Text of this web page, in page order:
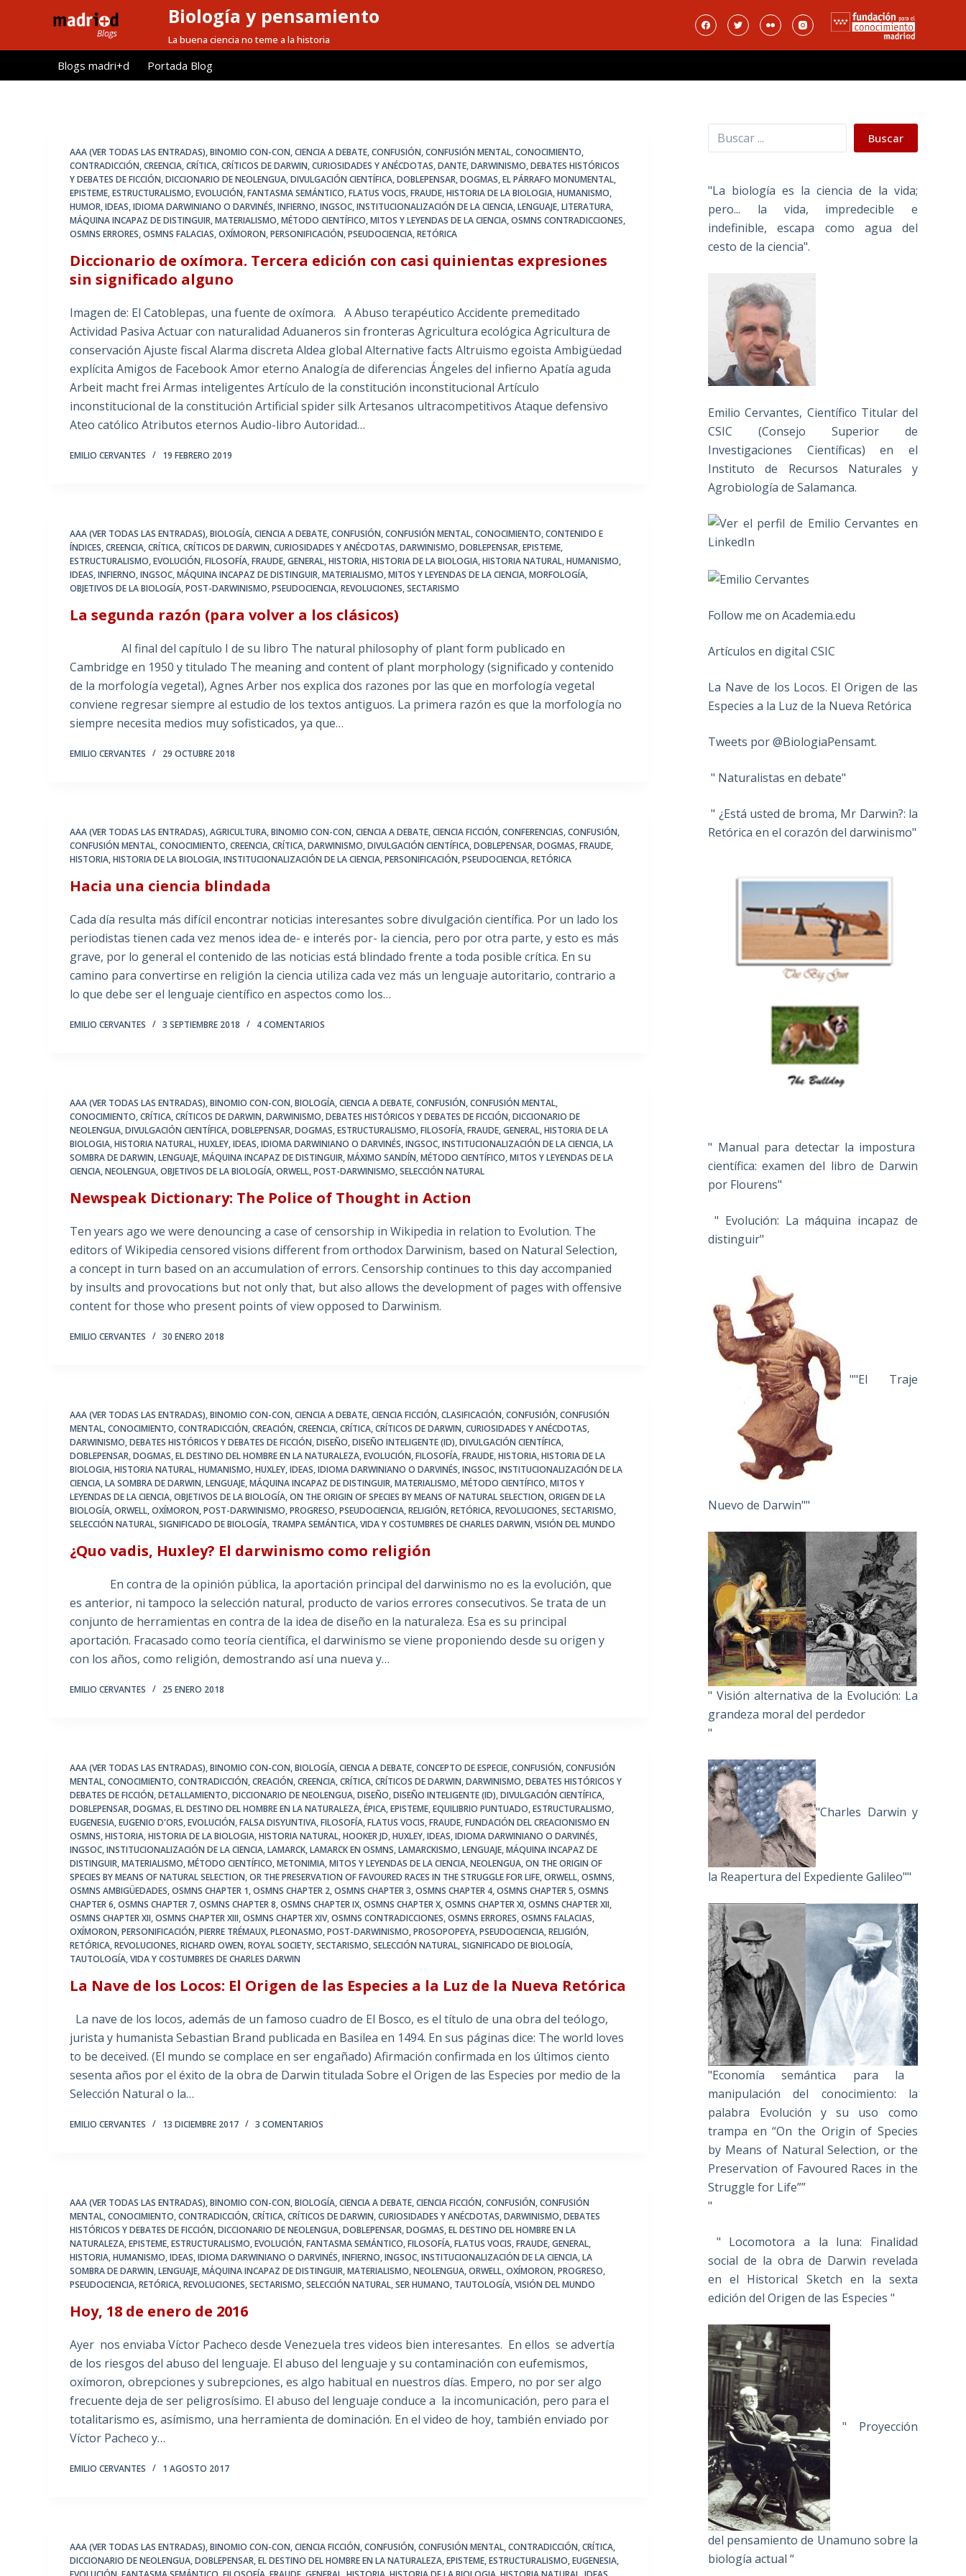
l
Biología y pensamiento
La buena ciencia no teme a la historia
Blogs madri+d Portada Blog
AAA (VER TODAS LAS ENTRADAS),BINOMIO CON-CON,CIENCIA A DEBATE,CONFUSIÓN,CONFUSIÓN MENTAL,CONOCIMIENTO,
CONTRADICCIÓN,CREENCIA,CRÍTICA,CRÍTICOS DE DARWIN,CURIOSIDADES Y ANÉCDOTAS,DANTE,DARWINISMO,DEBATES HISTÓRICOS
Y DEBATES DE FICCIÓN,DICCIONARIO DE NEOLENGUA,DIVULGACIÓN CIENTÍFICA,DOBLEPENSAR,DOGMAS,EL PÁRRAFO MONUMENTAL,
EPISTEME,ESTRUCTURALISMO,EVOLUCIÓN,FANTASMA SEMÁNTICO,FLATUS VOCIS,FRAUDE,HISTORIA DE LA BIOLOGIA,HUMANISMO,
HUMOR,IDEAS,IDIOMA DARWINIANO O DARVINÉS,INFIERNO,INGSOC,INSTITUCIONALIZACIÓN DE LA CIENCIA,LENGUAJE,LITERATURA,
MÁQUINA INCAPAZ DE DISTINGUIR,MATERIALISMO,MÉTODO CIENTÍFICO,MITOS Y LEYENDAS DE LA CIENCIA,OSMNS CONTRADICCIONES,
OSMNS ERRORES,OSMNS FALACIAS,OXÍMORON,PERSONIFICACIÓN,PSEUDOCIENCIA,RETÓRICA
Diccionario de oxímora. Tercera edición con casi quinientas expresiones
sin significado alguno
Imagen de: El Catoblepas, una fuente de oxímora. A Abuso terapéutico Accidente premeditado
Actividad Pasiva Actuar con naturalidad Aduaneros sin fronteras Agricultura ecológica Agricultura de
conservación Ajuste fiscal Alarma discreta Aldea global Alternative facts Altruismo egoista Ambigüedad
explícita Amigos de Facebook Amor eterno Analogía de diferencias Ángeles del infierno Apatía aguda
Arbeit macht frei Armas inteligentes Artículo de la constitución inconstitucional Artículo
inconstitucional de la constitución Artificial spider silk Artesanos ultracompetitivos Ataque defensivo
Ateo católico Atributos eternos Audio-libro Autoridad…
EMILIO CERVANTES 19 FEBRERO 2019
AAA (VER TODAS LAS ENTRADAS),BIOLOGÍA,CIENCIA A DEBATE,CONFUSIÓN,CONFUSIÓN MENTAL,CONOCIMIENTO,CONTENIDO E
ÍNDICES,CREENCIA,CRÍTICA,CRÍTICOS DE DARWIN,CURIOSIDADES Y ANÉCDOTAS,DARWINISMO,DOBLEPENSAR,EPISTEME,
ESTRUCTURALISMO,EVOLUCIÓN,FILOSOFÍA,FRAUDE,GENERAL,HISTORIA,HISTORIA DE LA BIOLOGIA,HISTORIA NATURAL,HUMANISMO,
IDEAS,INFIERNO,INGSOC,MÁQUINA INCAPAZ DE DISTINGUIR,MATERIALISMO,MITOS Y LEYENDAS DE LA CIENCIA,MORFOLOGÍA,
OBJETIVOS DE LA BIOLOGÍA,POST-DARWINISMO,PSEUDOCIENCIA,REVOLUCIONES,SECTARISMO
La segunda razón (para volver a los clásicos)
Al final del capítulo I de su libro The natural philosophy of plant form publicado en
Cambridge en 1950 y titulado The meaning and content of plant morphology (significado y contenido
de la morfología vegetal), Agnes Arber nos explica dos razones por las que en morfología vegetal
conviene regresar siempre al estudio de los textos antiguos. La primera razón es que la morfología no
siempre necesita medios muy sofisticados, ya que…
EMILIO CERVANTES 29 OCTUBRE 2018
AAA (VER TODAS LAS ENTRADAS),AGRICULTURA,BINOMIO CON-CON,CIENCIA A DEBATE,CIENCIA FICCIÓN,CONFERENCIAS,CONFUSIÓN,
CONFUSIÓN MENTAL,CONOCIMIENTO,CREENCIA,CRÍTICA,DARWINISMO,DIVULGACIÓN CIENTÍFICA,DOBLEPENSAR,DOGMAS,FRAUDE,
HISTORIA,HISTORIA DE LA BIOLOGIA,INSTITUCIONALIZACIÓN DE LA CIENCIA,PERSONIFICACIÓN,PSEUDOCIENCIA,RETÓRICA
Hacia una ciencia blindada
Cada día resulta más difícil encontrar noticias interesantes sobre divulgación científica. Por un lado los
periodistas tienen cada vez menos idea de- e interés por- la ciencia, pero por otra parte, y esto es más
grave, por lo general el contenido de las noticias está blindado frente a toda posible crítica. En su
camino para convertirse en religión la ciencia utiliza cada vez más un lenguaje autoritario, contrario a
lo que debe ser el lenguaje científico en aspectos como los…
EMILIO CERVANTES 3 SEPTIEMBRE 2018 4 COMENTARIOS
AAA (VER TODAS LAS ENTRADAS),BINOMIO CON-CON,BIOLOGÍA,CIENCIA A DEBATE,CONFUSIÓN,CONFUSIÓN MENTAL,
CONOCIMIENTO,CRÍTICA,CRÍTICOS DE DARWIN,DARWINISMO,DEBATES HISTÓRICOS Y DEBATES DE FICCIÓN,DICCIONARIO DE
NEOLENGUA,DIVULGACIÓN CIENTÍFICA,DOBLEPENSAR,DOGMAS,ESTRUCTURALISMO,FILOSOFÍA,FRAUDE,GENERAL,HISTORIA DE LA
BIOLOGIA,HISTORIA NATURAL,HUXLEY,IDEAS,IDIOMA DARWINIANO O DARVINÉS,INGSOC,INSTITUCIONALIZACIÓN DE LA CIENCIA,LA
SOMBRA DE DARWIN,LENGUAJE,MÁQUINA INCAPAZ DE DISTINGUIR,MÁXIMO SANDÍN,MÉTODO CIENTÍFICO,MITOS Y LEYENDAS DE LA
CIENCIA,NEOLENGUA,OBJETIVOS DE LA BIOLOGÍA,ORWELL,POST-DARWINISMO,SELECCIÓN NATURAL
Newspeak Dictionary: The Police of Thought in Action
Ten years ago we were denouncing a case of censorship in Wikipedia in relation to Evolution. The
editors of Wikipedia censored visions different from orthodox Darwinism, based on Natural Selection,
a concept in turn based on an accumulation of errors. Censorship continues to this day accompanied
by insults and provocations but not only that, but also allows the development of pages with offensive
content for those who present points of view opposed to Darwinism.
EMILIO CERVANTES 30 ENERO 2018
AAA (VER TODAS LAS ENTRADAS),BINOMIO CON-CON,CIENCIA A DEBATE,CIENCIA FICCIÓN,CLASIFICACIÓN,CONFUSIÓN,CONFUSIÓN
MENTAL,CONOCIMIENTO,CONTRADICCIÓN,CREACIÓN,CREENCIA,CRÍTICA,CRÍTICOS DE DARWIN,CURIOSIDADES Y ANÉCDOTAS,
DARWINISMO,DEBATES HISTÓRICOS Y DEBATES DE FICCIÓN,DISEÑO,DISEÑO INTELIGENTE (ID),DIVULGACIÓN CIENTÍFICA,
DOBLEPENSAR,DOGMAS,EL DESTINO DEL HOMBRE EN LA NATURALEZA,EVOLUCIÓN,FILOSOFÍA,FRAUDE,HISTORIA,HISTORIA DE LA
BIOLOGIA,HISTORIA NATURAL,HUMANISMO,HUXLEY,IDEAS,IDIOMA DARWINIANO O DARVINÉS,INGSOC,INSTITUCIONALIZACIÓN DE LA
CIENCIA,LA SOMBRA DE DARWIN,LENGUAJE,MÁQUINA INCAPAZ DE DISTINGUIR,MATERIALISMO,MÉTODO CIENTÍFICO,MITOS Y
LEYENDAS DE LA CIENCIA,OBJETIVOS DE LA BIOLOGÍA,ON THE ORIGIN OF SPECIES BY MEANS OF NATURAL SELECTION,ORIGEN DE LA
BIOLOGÍA,ORWELL,OXÍMORON,POST-DARWINISMO,PROGRESO,PSEUDOCIENCIA,RELIGIÓN,RETÓRICA,REVOLUCIONES,SECTARISMO,
SELECCIÓN NATURAL,SIGNIFICADO DE BIOLOGÍA, TRAMPA SEMÁNTICA,VIDA Y COSTUMBRES DE CHARLES DARWIN,VISIÓN DEL MUNDO
¿Quo vadis, Huxley? El darwinismo como religión
En contra de la opinión pública, la aportación principal del darwinismo no es la evolución, que
es anterior, ni tampoco la selección natural, producto de varios errores consecutivos. Se trata de un
conjunto de herramientas en contra de la idea de diseño en la naturaleza. Esa es su principal
aportación. Fracasado como teoría científica, el darwinismo se viene proponiendo desde su origen y
con los años, como religión, demostrando así una nueva y…
EMILIO CERVANTES 25 ENERO 2018
AAA (VER TODAS LAS ENTRADAS),BINOMIO CON-CON,BIOLOGÍA,CIENCIA A DEBATE,CONCEPTO DE ESPECIE,CONFUSIÓN,CONFUSIÓN
MENTAL,CONOCIMIENTO,CONTRADICCIÓN,CREACIÓN,CREENCIA,CRÍTICA,CRÍTICOS DE DARWIN,DARWINISMO,DEBATES HISTÓRICOS Y
DEBATES DE FICCIÓN,DETALLAMIENTO,DICCIONARIO DE NEOLENGUA,DISEÑO,DISEÑO INTELIGENTE (ID),DIVULGACIÓN CIENTÍFICA,
DOBLEPENSAR,DOGMAS,EL DESTINO DEL HOMBRE EN LA NATURALEZA,ÉPICA,EPISTEME,EQUILIBRIO PUNTUADO,ESTRUCTURALISMO,
EUGENESIA,EUGENIO D'ORS,EVOLUCIÓN,FALSA DISYUNTIVA,FILOSOFÍA,FLATUS VOCIS,FRAUDE,FUNDACIÓN DEL CREACIONISMO EN
OSMNS,HISTORIA,HISTORIA DE LA BIOLOGIA,HISTORIA NATURAL,HOOKER JD,HUXLEY,IDEAS,IDIOMA DARWINIANO O DARVINÉS,
INGSOC,INSTITUCIONALIZACIÓN DE LA CIENCIA,LAMARCK,LAMARCK EN OSMNS,LAMARCKISMO,LENGUAJE,MÁQUINA INCAPAZ DE
DISTINGUIR,MATERIALISMO,MÉTODO CIENTÍFICO,METONIMIA,MITOS Y LEYENDAS DE LA CIENCIA,NEOLENGUA,ON THE ORIGIN OF
SPECIES BY MEANS OF NATURAL SELECTION,OR THE PRESERVATION OF FAVOURED RACES IN THE STRUGGLE FOR LIFE,ORWELL,OSMNS,
OSMNS AMBIGÜEDADES,OSMNS CHAPTER 1,OSMNS CHAPTER 2,OSMNS CHAPTER 3,OSMNS CHAPTER 4,OSMNS CHAPTER 5,OSMNS
CHAPTER 6,OSMNS CHAPTER 7,OSMNS CHAPTER 8,OSMNS CHAPTER IX,OSMNS CHAPTER X,OSMNS CHAPTER XI,OSMNS CHAPTER XII,
OSMNS CHAPTER XII,OSMNS CHAPTER XIII,OSMNS CHAPTER XIV,OSMNS CONTRADICCIONES,OSMNS ERRORES,OSMNS FALACIAS,
OXÍMORON,PERSONIFICACIÓN,PIERRE TRÉMAUX,PLEONASMO,POST-DARWINISMO,PROSOPOPEYA,PSEUDOCIENCIA,RELIGIÓN,
RETÓRICA,REVOLUCIONES,RICHARD OWEN,ROYAL SOCIETY,SECTARISMO,SELECCIÓN NATURAL,SIGNIFICADO DE BIOLOGÍA,
TAUTOLOGÍA,VIDA Y COSTUMBRES DE CHARLES DARWIN
La Nave de los Locos: El Origen de las Especies a la Luz de la Nueva Retórica
La nave de los locos, además de un famoso cuadro de El Bosco, es el título de una obra del teólogo,
jurista y humanista Sebastian Brand publicada en Basilea en 1494. En sus páginas dice: The world loves
to be deceived. (El mundo se complace en ser engañado) Afirmación confirmada en los últimos ciento
sesenta años por el éxito de la obra de Darwin titulada Sobre el Origen de las Especies por medio de la
Selección Natural o la…
EMILIO CERVANTES 13 DICIEMBRE 2017 3 COMENTARIOS
AAA (VER TODAS LAS ENTRADAS),BINOMIO CON-CON,BIOLOGÍA,CIENCIA A DEBATE,CIENCIA FICCIÓN,CONFUSIÓN,CONFUSIÓN
MENTAL,CONOCIMIENTO,CONTRADICCIÓN,CRÍTICA,CRÍTICOS DE DARWIN,CURIOSIDADES Y ANÉCDOTAS,DARWINISMO,DEBATES
HISTÓRICOS Y DEBATES DE FICCIÓN,DICCIONARIO DE NEOLENGUA,DOBLEPENSAR,DOGMAS,EL DESTINO DEL HOMBRE EN LA
NATURALEZA,EPISTEME,ESTRUCTURALISMO,EVOLUCIÓN,FANTASMA SEMÁNTICO,FILOSOFÍA,FLATUS VOCIS,FRAUDE,GENERAL,
HISTORIA,HUMANISMO,IDEAS,IDIOMA DARWINIANO O DARVINÉS,INFIERNO,INGSOC,INSTITUCIONALIZACIÓN DE LA CIENCIA,LA
SOMBRA DE DARWIN,LENGUAJE,MÁQUINA INCAPAZ DE DISTINGUIR,MATERIALISMO,NEOLENGUA,ORWELL,OXÍMORON,PROGRESO,
PSEUDOCIENCIA,RETÓRICA,REVOLUCIONES,SECTARISMO,SELECCIÓN NATURAL,SER HUMANO, TAUTOLOGÍA,VISIÓN DEL MUNDO
Hoy, 18 de enero de 2016
Ayer nos enviaba Víctor Pacheco desde Venezuela tres videos bien interesantes. En ellos se advertía
de los riesgos del abuso del lenguaje. El abuso del lenguaje y su contaminación con eufemismos,
oxímoron, obrepciones y subrepciones, es algo habitual en nuestros días. Empero, no por ser algo
frecuente deja de ser peligrosísimo. El abuso del lenguaje conduce a la incomunicación, pero para el
totalitarismo es, asímismo, una herramienta de dominación. En el video de hoy, también enviado por
Víctor Pacheco y…
EMILIO CERVANTES 1 AGOSTO 2017
AAA (VER TODAS LAS ENTRADAS),BINOMIO CON-CON,CIENCIA FICCIÓN,CONFUSIÓN,CONFUSIÓN MENTAL,CONTRADICCIÓN,CRÍTICA,
DICCIONARIO DE NEOLENGUA,DOBLEPENSAR,EL DESTINO DEL HOMBRE EN LA NATURALEZA,EPISTEME,ESTRUCTURALISMO,EUGENESIA,
Buscar Buscar
"La biología es la ciencia de la vida;
pero... la vida, impredecible e
indefinible, escapa como agua del
cesto de la ciencia".
Emilio Cervantes, Científico Titular del
CSIC (Consejo Superior de
Investigaciones Científicas) en el
Instituto de Recursos Naturales y
Agrobiología de Salamanca.
Follow me on Academia.edu
Artículos en digital CSIC
La Nave de los Locos. El Origen de las
Especies a la Luz de la Nueva Retórica
Tweets por @BiologiaPensamt.
" Naturalistas en debate"
" ¿Está usted de broma, Mr Darwin?: la
Retórica en el corazón del darwinismo"
" Manual para detectar la impostura
científica: examen del libro de Darwin
por Flourens"
" Evolución: La máquina incapaz de
distinguir"
""El Traje
Nuevo de Darwin""
" Visión alternativa de la Evolución: La
grandeza moral del perdedor
"
"Charles Darwin y
la Reapertura del Expediente Galileo""
"Economía semántica para la
manipulación del conocimiento: la
palabra Evolución y su uso como
trampa en “On the Origin of Species
by Means of Natural Selection, or the
Preservation of Favoured Races in the
Struggle for Life””
"
" Locomotora a la luna: Finalidad
social de la obra de Darwin revelada
en el Historical Sketch en la sexta
edición del Origen de las Especies "
" Proyección
del pensamiento de Unamuno sobre la
biología actual “